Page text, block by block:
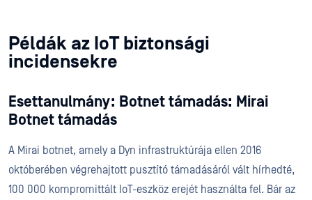
Példák az IoT biztonsági
incidensekre
Esettanulmány: Botnet támadás: Mirai
Botnet támadás
A Mirai botnet, amely a Dyn infrastruktúrája ellen 2016
októberében végrehajtott pusztító támadásáról vált hírhedté,
100 000 kompromittált IoT-eszköz erejét használta fel. Bár az